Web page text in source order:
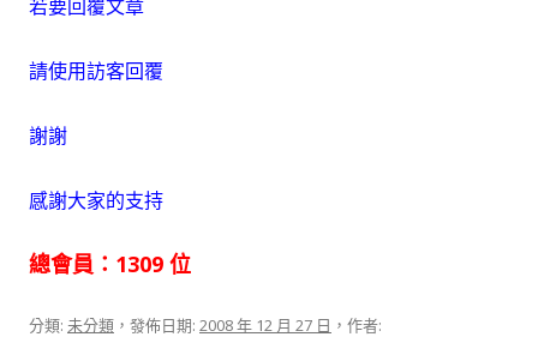
若要回覆文章
請使用訪客回覆
謝謝
感謝大家的支持
總會員：1309 位
分類: 未分類 ，發佈日期: 2008 年 12 月 27 日 ，作者: